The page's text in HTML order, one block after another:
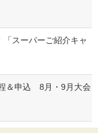
スーパーご紹介キャ
＆申込 8月・9月大会